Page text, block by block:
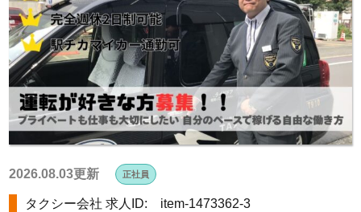
2026.08.03更新 正社員
タクシー会社 求人ID: item-1473362-3
a
c
e
b
o
i
n